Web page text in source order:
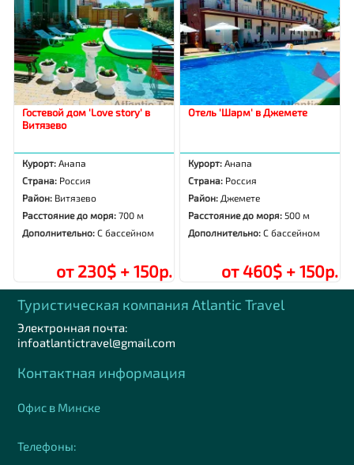
Гостевой дом 'Love story' в
Витязево
Курорт:Анапа
Страна: Россия
Район: Витязево
Расстояние до моря:700 м
Дополнительно:С бассейном
от 230$ + 150р.
Отель 'Шарм' в Джемете
Курорт:Анапа
Страна: Россия
Район: Джемете
Расстояние до моря: 500 м
Дополнительно:С бассейном
от 460$ + 150р.
Туристическая компания Аtlantic Travel
Электронная почта:
infoatlantictravel@gmail.com
Контактная информация
Офис в Минске
Телефоны: